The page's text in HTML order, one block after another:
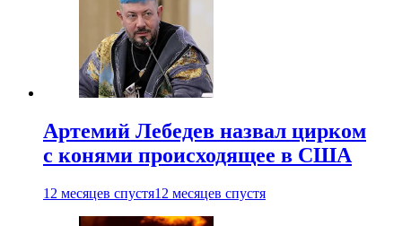
Артемий Лебедев назвал цирком
с конями происходящее в США
12 месяцев спустя12 месяцев спустя